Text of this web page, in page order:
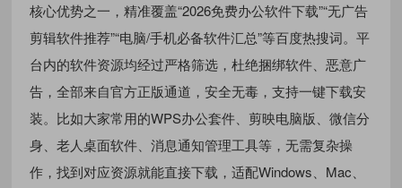
核心优势之一，精准覆盖“2026免费办公软件下载”“无广告
剪辑软件推荐”“电脑/手机必备软件汇总”等百度热搜词。平
台内的软件资源均经过严格筛选，杜绝捆绑软件、恶意广
告，全部来自官方正版通道，安全无毒，支持一键下载安
装。比如大家常用的WPS办公套件、剪映电脑版、微信分
身、老人桌面软件、消息通知管理工具等，无需复杂操
作，找到对应资源就能直接下载，适配Windows、Mac、